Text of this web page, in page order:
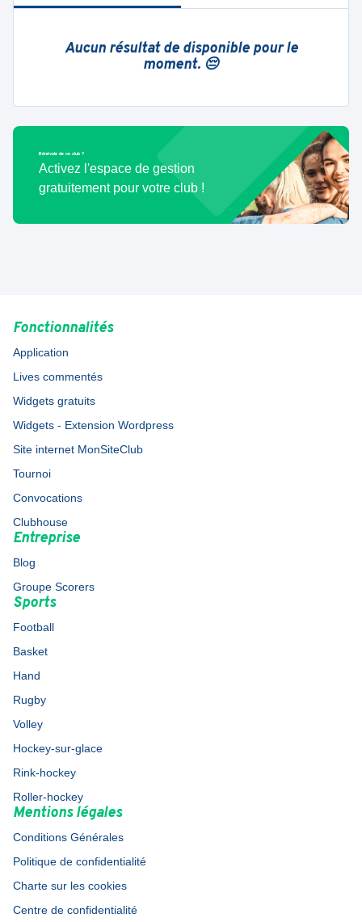
Aucun résultat de disponible pour le
moment. 😔
Bénévole de ce club ?
Activez l'espace de gestion
gratuitement pour votre club !
Fonctionnalités
Application
Lives commentés
Widgets gratuits
Widgets - Extension Wordpress
Site internet MonSiteClub
Tournoi
Convocations
Clubhouse
Entreprise
Blog
Groupe Scorers
Sports
Football
Basket
Hand
Rugby
Volley
Hockey-sur-glace
Rink-hockey
Roller-hockey
Mentions légales
Conditions Générales
Politique de confidentialité
Charte sur les cookies
Centre de confidentialité